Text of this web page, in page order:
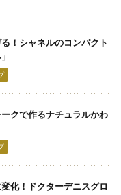
！シャネルのコンパクト
クで作るナチュラルかわ
化！ドクターデニスグロ